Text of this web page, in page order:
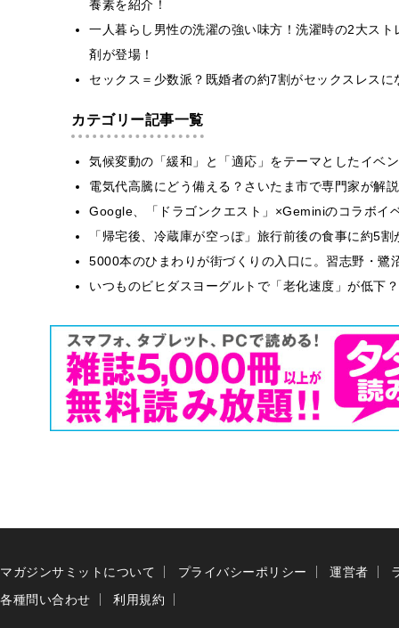
養素を紹介！
一人暮らし男性の洗濯の強い味方！洗濯時の2大ス
剤が登場！
セックス＝少数派？既婚者の約7割がセックスレスに
カテゴリー記事一覧
気候変動の「緩和」と「適応」をテーマとしたイベ
電気代高騰にどう備える？さいたま市で専門家が解
Google、「ドラゴンクエスト」×Geminiのコラボイ
「帰宅後、冷蔵庫が空っぽ」旅行前後の食事に約5
5000本のひまわりが街づくりの入口に。習志野・
いつものビヒダスヨーグルトで「老化速度」が低
マガジンサミットについて プライバシーポリシー 運営者
各種問い合わせ
利用規約